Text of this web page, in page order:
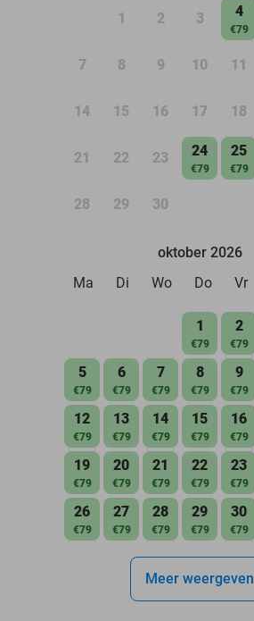
1 2 3 4
€79
7 8 9 10 11
14 15 16 17 18
21 22 23 24
€79
25
€79
28 29 30
oktober 2026
Ma
Di Wo Do Vr
1
€79
2
€79
5
€79
6
€79
7
€79
8
€79
9
€79
12
€79
13
€79
14
€79
15
€79
16
€79
19
€79
20
€79
21
€79
22
€79
23
€79
26
€79
27
€79
28
€79
29
€79
30
€79
Meer weergeven